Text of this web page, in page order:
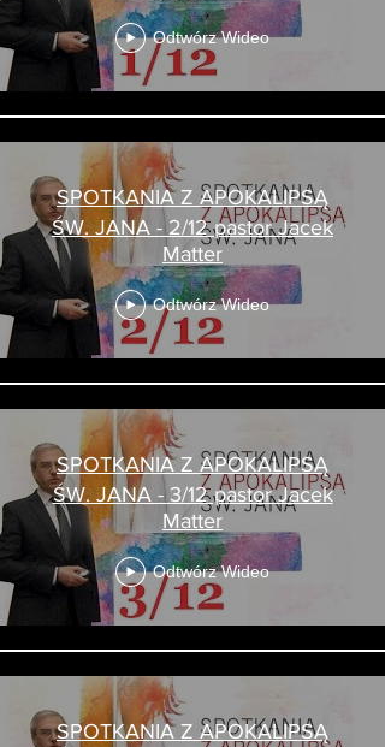
Odtwórz Wideo
SPOTKANIA Z APOKALIPSĄ
ŚW. JANA - 2/12 pastor Jacek
Matter
Odtwórz Wideo
SPOTKANIA Z APOKALIPSĄ
ŚW. JANA - 3/12 pastor Jacek
Matter
Odtwórz Wideo
SPOTKANIA Z APOKALIPSĄ